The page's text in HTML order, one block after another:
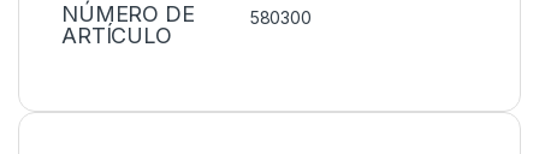
NÚMERO DE
ARTÍCULO
580300